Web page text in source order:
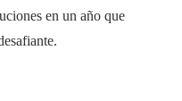
en un año que